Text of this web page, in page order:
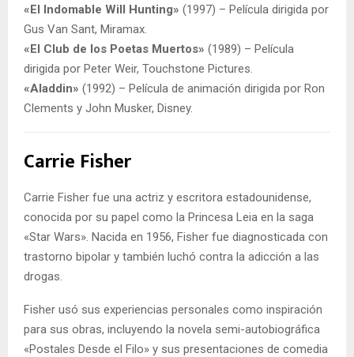
«El Indomable Will Hunting» (1997) – Película dirigida por
Gus Van Sant, Miramax.
«El Club de los Poetas Muertos» (1989) – Película
dirigida por Peter Weir, Touchstone Pictures.
«Aladdin» (1992) – Película de animación dirigida por Ron
Clements y John Musker, Disney.
Carrie Fisher
Carrie Fisher fue una actriz y escritora estadounidense,
conocida por su papel como la Princesa Leia en la saga
«Star Wars». Nacida en 1956, Fisher fue diagnosticada con
trastorno bipolar y también luchó contra la adicción a las
drogas.
Fisher usó sus experiencias personales como inspiración
para sus obras, incluyendo la novela semi-autobiográfica
«Postales Desde el Filo» y sus presentaciones de comedia